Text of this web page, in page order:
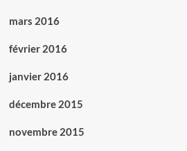
mars 2016
février 2016
janvier 2016
décembre 2015
novembre 2015